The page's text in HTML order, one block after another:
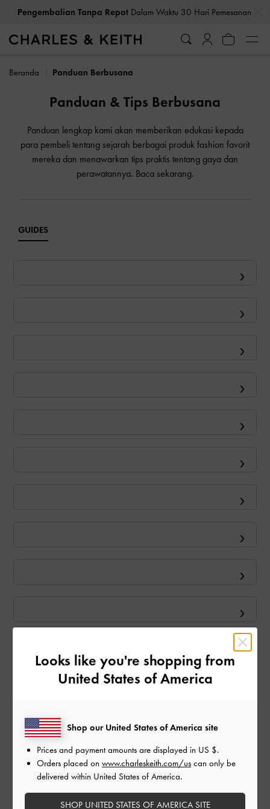
Pengembalian Tanpa RepotDalam Waktu 30 Hari Pemesanan
Beranda Panduan Berbusana
Panduan & Tips Berbusana
Panduan lengkap kami akan memberikan edukasi kepada
para pembeli tentang sejarah berbagai produk fashion favorit
mereka dan menawarkan tips praktis tentang gaya dan
perawatannya. Baca sekarang.
GUIDES
Looks like you're shopping from
United States of America
Shop our United States of America site
Prices and payment amounts are displayed in US $.
Orders placed on www.charleskeith.com/us can only be
delivered within United States of America.
SHOP UNITED STATES OF AMERICA SITE